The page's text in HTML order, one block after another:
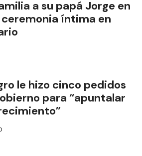
a su papá Jorge en
ceremonia íntima en
le hizo cinco pedidos
para “apuntalar